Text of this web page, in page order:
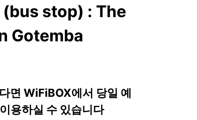
stop) : The
Gotemba
면 WiFiBOX에서 당일 예
용하실 수 있습니다